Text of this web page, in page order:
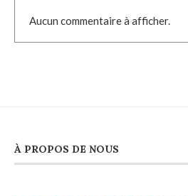
Aucun commentaire à afficher.
À PROPOS DE NOUS